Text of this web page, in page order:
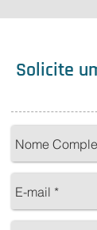
Solicite